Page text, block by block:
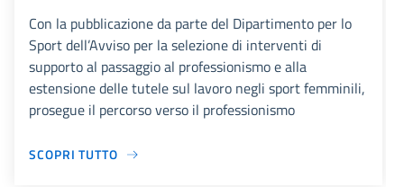
Con la pubblicazione da parte del Dipartimento per lo
Sport dell’Avviso per la selezione di interventi di
supporto al passaggio al professionismo e alla
estensione delle tutele sul lavoro negli sport femminili,
prosegue il percorso verso il professionismo
SCOPRI TUTTO